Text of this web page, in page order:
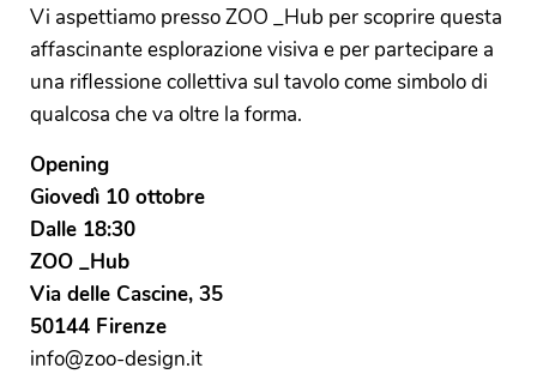
Vi aspettiamo presso ZOO _Hub per scoprire questa
affascinante esplorazione visiva e per partecipare a
una riflessione collettiva sul tavolo come simbolo di
qualcosa che va oltre la forma.
Opening
Giovedì 10 ottobre
Dalle 18:30
ZOO _Hub
Via delle Cascine, 35
50144 Firenze
info@zoo-design.it